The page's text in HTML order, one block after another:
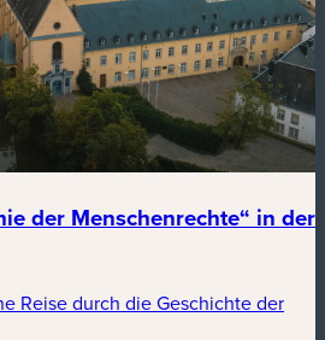
der Menschenrechte“ in der
Reise durch die Geschichte der